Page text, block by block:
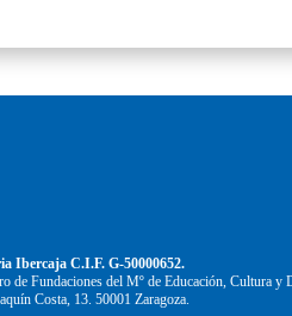
Ibercaja C.I.F. G-50000652.
de Fundaciones del Mº de Educación, Cultura y
Costa, 13. 50001 Zaragoza.